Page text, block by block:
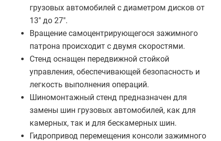
грузовых автомобилей с диаметром дисков от
13" до 27".
Вращение самоцентрирующегося зажимного
патрона происходит с двумя скоростями.
Стенд оснащен передвижной стойкой
управления, обеспечивающей безопасность и
легкость выполнения операций.
Шиномонтажный стенд предназначен для
замены шин грузовых автомобилей, как для
камерных, так и для бескамерных шин.
Гидропривод перемещения консоли зажимного